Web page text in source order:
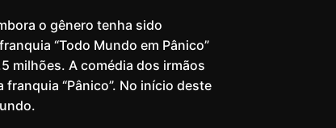
o gênero tenha sido
“Todo Mundo em Pânico”
milhões. A comédia dos irmãos
“Pânico”. No início deste